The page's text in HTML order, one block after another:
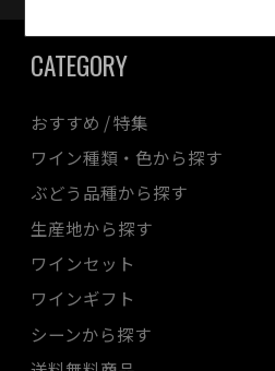
CATEGORY
おすすめ / 特集
ワイン種類・色から探す
ぶどう品種から探す
生産地から探す
ワインセット
ワインギフト
シーンから探す